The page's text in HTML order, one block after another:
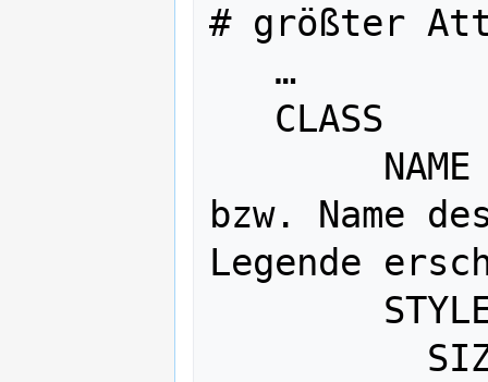
# größter
bzw. Name
Legende